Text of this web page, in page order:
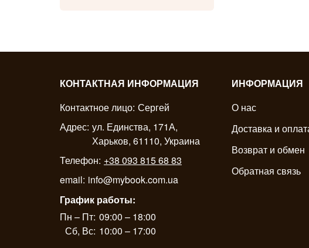
КОНТАКТНАЯ ИНФОРМАЦИЯ
Контактное лицо: Сергей
Адрес: ул. Единства, 171А,
Харьков, 61110, Украина
Телефон: +38 093 815 68 83
email: info@mybook.com.ua
График работы:
Пн – Пт: 09:00 – 18:00
Сб, Вс: 10:00 – 17:00
ИНФОРМАЦИЯ
О нас
Доставка и
Возврат и обмен
Обратная связь